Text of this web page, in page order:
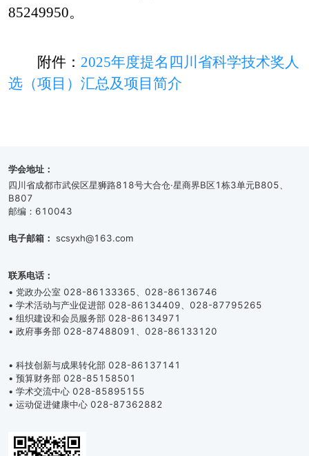
85249950。
附件： 2025年度提名四川省科学技术奖人
选（项目）汇总及项目简介
学会地址：
四川省成都市武侯区星狮路818号大合仓·星商界B区1栋3单元B805、
B807
邮编：610043
电子邮箱： scsyxh@163.com
联系电话：
• 党政办公室 028-86133365、028-86136746
• 学术活动与产业促进部 028-86134409、028-87795265
• 组织建设和会员服务部 028-86134971
• 政府事务部 028-87488091、028-86133120
• 科技创新与成果转化部 028-86137141
• 预算财务部 028-85158501
• 学术交流中心 028-85895155
• 运动促进健康中心 028-87362882